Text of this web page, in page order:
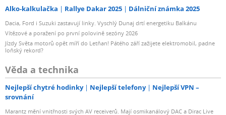
Alko-kalkulačka Rallye Dakar 2025 Dálniční známka 2025
Dacia, Ford i Suzuki zastavují linky. Vyschlý Dunaj drtí energetiku Balkánu
Vítězové a poražení po první polovině sezóny 2026
Jízdy Světa motorů opět míří do Letňan! Pátého září zažijete elektromobil, padne
loňský rekord?
Věda a technika
Nejlepší chytré hodinky Nejlepší telefony
Nejlepší VPN –
srovnání
Marantz mění vnitřnosti svých AV receiverů. Mají osmikanálový DAC a Dirac Live